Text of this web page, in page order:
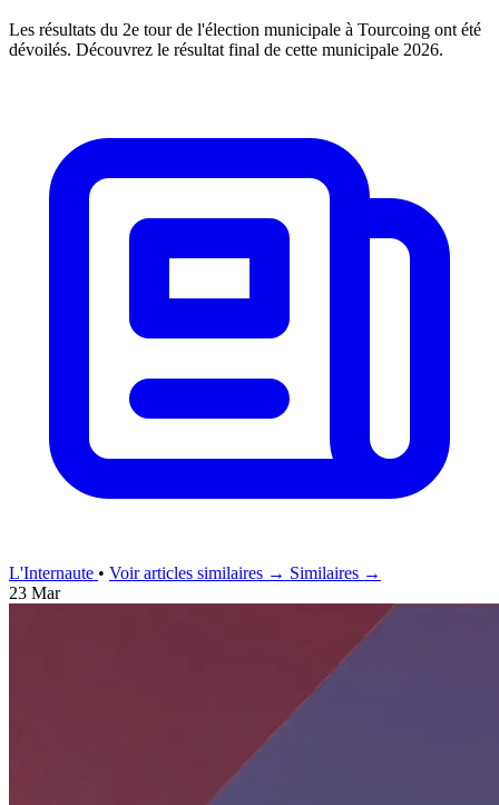
Les résultats du 2e tour de l'élection municipale à Tourcoing ont été
dévoilés. Découvrez le résultat final de cette municipale 2026.
L'Internaute • Voir articles similaires → Similaires →
23 Mar